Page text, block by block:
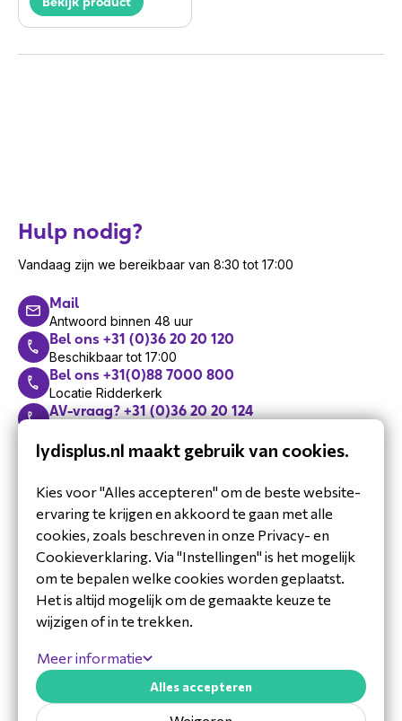
Hulp nodig?
Vandaag zijn we bereikbaar van 8:30 tot 17:00
Mail
Antwoord binnen 48 uur
Bel ons +31 (0)36 20 20 120
Beschikbaar tot 17:00
Bel ons +31(0)88 7000 800
Locatie Ridderkerk
AV-vraag? +31 (0)36 20 20 124
Support: +31 (0)36 20 20 125
Bel ons technische support team
Maak een afspraak
Met één van onze experts
Schrijf je in voor de
nieuwsbrief
Blijf op de hoogte van ons laatste
lydisplus.nl maakt gebruik van cookies.
Kies voor "Alles accepteren" om de beste website-
ervaring te krijgen en akkoord te gaan met alle
cookies, zoals beschreven in onze Privacy- en
Cookieverklaring. Via "Instellingen" is het mogelijk
om te bepalen welke cookies worden geplaatst.
Het is altijd mogelijk om de gemaakte keuze te
wijzigen of in te trekken.
Meer informatie
Alles accepteren